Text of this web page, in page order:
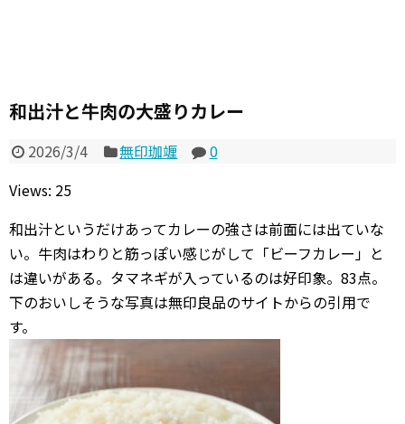
和出汁と牛肉の大盛りカレー
2026/3/4 無印珈竰
0
Views: 25
和出汁というだけあってカレーの強さは前面には出ていな
い。牛肉はわりと筋っぽい感じがして「ビーフカレー」と
は違いがある。タマネギが入っているのは好印象。83点。
下のおいしそうな写真は無印良品のサイトからの引用で
す。